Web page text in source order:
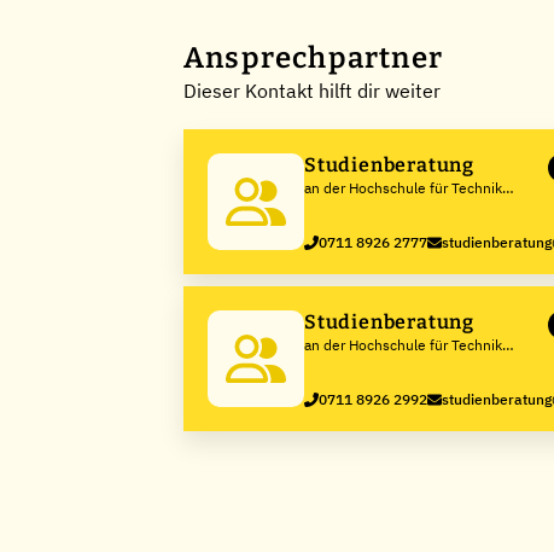
Ansprechpartner
Dieser Kontakt hilft dir weiter
Studienberatung
an der Hochschule für Technik
0711 8926 2777
Studienberatung
an der Hochschule für Technik
0711 8926 2992